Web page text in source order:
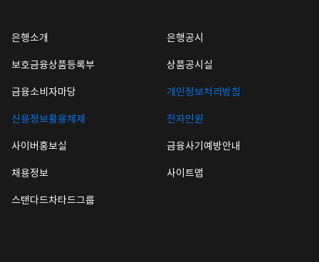
은행소개 은행공시
보호금융상품등록부 상품공시실
금융소비자마당 개인정보처리방침
신용정보활용체제 전자민원
사이버홍보실 금융사기예방안내
채용정보 사이트맵
스탠다드차타드그룹